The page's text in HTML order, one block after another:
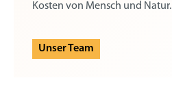
Kosten von Mensch und Natur.
Unser Team